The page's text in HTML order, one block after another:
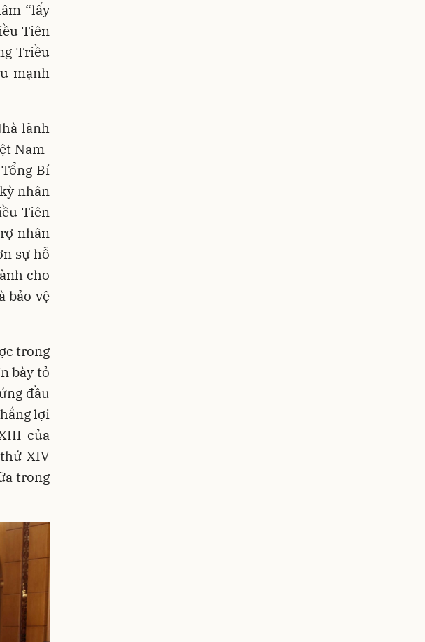
“lấy
Tiên
Triều
mạnh
lãnh
Nam-
Bí
nhân
Tiên
nhân
sự hỗ
cho
bảo vệ
trong
bày tỏ
đầu
lợi
của
XIV
trong